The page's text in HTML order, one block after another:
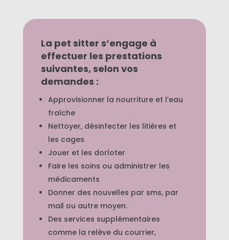
La pet sitter s’engage à
effectuer les prestations
suivantes, selon vos
demandes :
Approvisionner la nourriture et l’eau
fraîche
Nettoyer, désinfecter les litières et
les cages
Jouer et les dorloter
Faire les soins ou administrer les
médicaments
Donner des nouvelles par sms, par
mail ou autre moyen.
Des services supplémentaires
comme la relève du courrier,